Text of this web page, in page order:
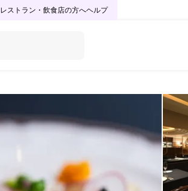
レストラン・飲食店の方へヘルプ